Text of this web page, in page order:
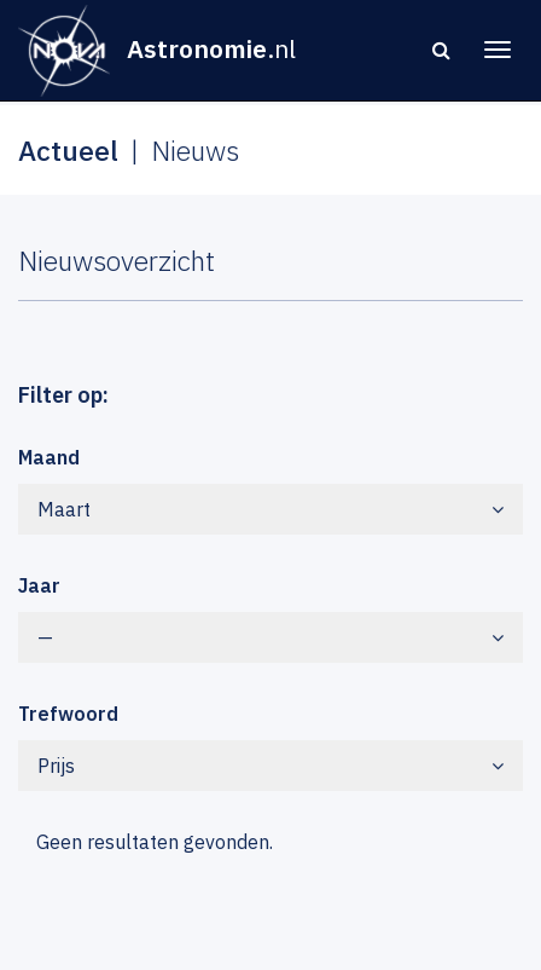
Astronomie.nl
Actueel Nieuws
Nieuwsoverzicht
Filter op:
Maand
Maart
Jaar
—
Trefwoord
Prijs
Geen resultaten gevonden.